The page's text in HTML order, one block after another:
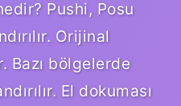
Pushi, Posu
Orijinal
Bazı bölgelerde
El dokuması